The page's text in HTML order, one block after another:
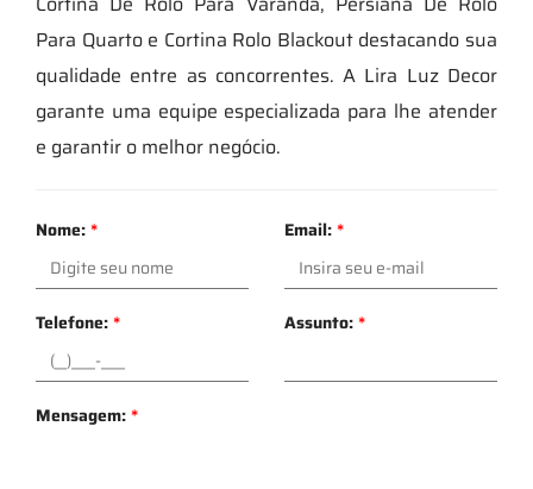
Para Quarto e Cortina Rolo Blackout destacando sua
qualidade entre as concorrentes. A Lira Luz Decor
garante uma equipe especializada para lhe atender
e garantir o melhor negócio.
Nome:* Email:*
Telefone:* Assunto:*
Mensagem:*